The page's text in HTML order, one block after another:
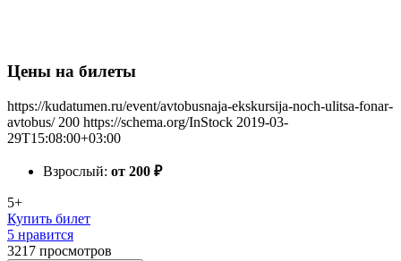
Цены на билеты
https://kudatumen.ru/event/avtobusnaja-ekskursija-noch-ulitsa-fonar-
avtobus/ 200 https://schema.org/InStock 2019-03-
29T15:08:00+03:00
Взрослый: от 200 ₽
5+
Купить билет
5 нравится
3217 просмотров